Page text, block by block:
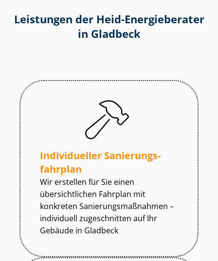
Leistungen der Heid-Energieberater
in Gladbeck
Individueller Sa­nie­rungs­
fahr­plan
Wir erstellen für Sie einen
übersichtlichen Fahrplan mit
konkreten Sa­nie­rungs­maß­nah­men –
individuell zugeschnitten auf Ihr
Gebäude in Gladbeck